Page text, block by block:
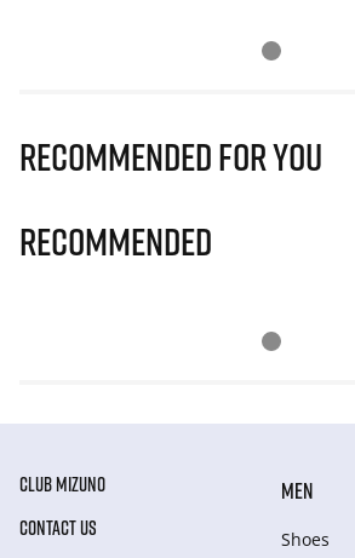
Recommended for you
Recommended
CLUB MIZUNO
CONTACT US
MEN
Shoes